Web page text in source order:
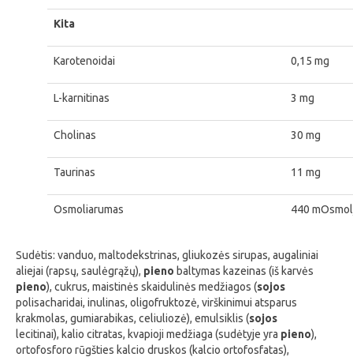
Kita
Karotenoidai 0,15 mg
L-karnitinas 3 mg
Cholinas 30 mg
Taurinas 11 mg
Osmoliarumas 440
Sudėtis: vanduo, maltodekstrinas, gliukozės sirupas, augaliniai
aliejai (rapsų, saulėgrąžų), pieno baltymas kazeinas (iš karvės
pieno), cukrus, maistinės skaidulinės medžiagos (sojos
polisacharidai, inulinas, oligofruktozė, virškinimui atsparus
krakmolas, gumiarabikas, celiuliozė), emulsiklis (sojos
lecitinai), kalio citratas, kvapioji medžiaga (sudėtyje yra pieno),
ortofosforo rūgšties kalcio druskos (kalcio ortofosfatas),